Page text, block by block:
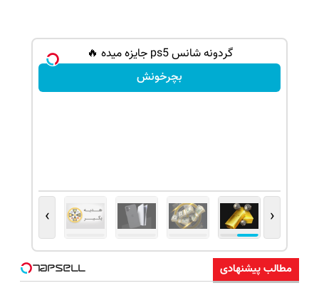
گردونه شانس ps5 جایزه میده 🔥
بچرخونش
‹
›
مطالب پیشنهادی